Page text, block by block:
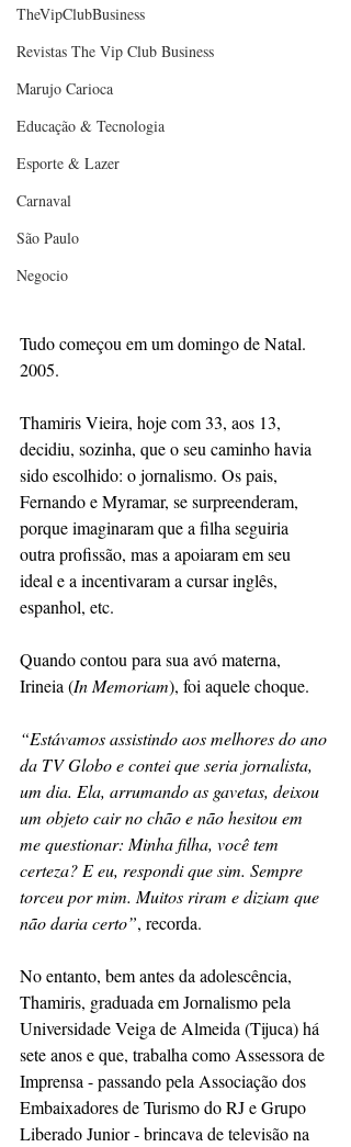
TheVipClubBusiness
Revistas The Vip Club Business
Marujo Carioca
Educação & Tecnologia
Esporte & Lazer
Carnaval
São Paulo
Negocio
Tudo começou em um domingo de Natal.
2005.
Thamiris Vieira, hoje com 33, aos 13,
decidiu, sozinha, que o seu caminho havia
sido escolhido: o jornalismo. Os pais,
Fernando e Myramar, se surpreenderam,
porque imaginaram que a filha seguiria
outra profissão, mas a apoiaram em seu
ideal e a incentivaram a cursar inglês,
espanhol, etc.
Quando contou para sua avó materna,
Irineia (In Memoriam), foi aquele choque.
“Estávamos assistindo aos melhores do ano
da TV Globo e contei que seria jornalista,
um dia. Ela, arrumando as gavetas, deixou
um objeto cair no chão e não hesitou em
me questionar: Minha filha, você tem
certeza? E eu, respondi que sim. Sempre
torceu por mim. Muitos riram e diziam que
não daria certo”, recorda.
No entanto, bem antes da adolescência,
Thamiris, graduada em Jornalismo pela
Universidade Veiga de Almeida (Tijuca) há
sete anos e que, trabalha como Assessora de
Imprensa - passando pela Associação dos
Embaixadores de Turismo do RJ e Grupo
Liberado Junior - brincava de televisão na